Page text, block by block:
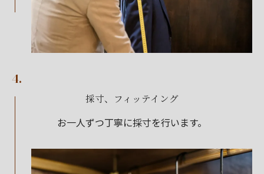
4.
採寸、フィッテイング
お一人ずつ丁寧に採寸を行います。